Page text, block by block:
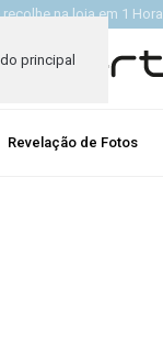
principal
na loja em 1 Hora
Revelação de Fotos